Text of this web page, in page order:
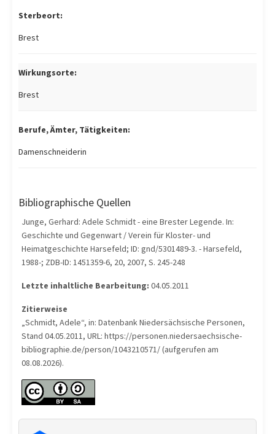
Sterbeort:
Brest
Wirkungsorte:
Brest
Berufe, Ämter, Tätigkeiten:
Damenschneiderin
Bibliographische Quellen
Junge, Gerhard: Adele Schmidt - eine Brester Legende. In:
Geschichte und Gegenwart / Verein für Kloster- und
Heimatgeschichte Harsefeld; ID: gnd/5301489-3. - Harsefeld,
1988-; ZDB-ID: 1451359-6, 20, 2007, S. 245-248
Letzte inhaltliche Bearbeitung: 04.05.2011
Zitierweise
„Schmidt, Adele“, in: Datenbank Niedersächsische Personen,
Stand 04.05.2011, URL: https://personen.niedersaechsische-
bibliographie.de/person/1043210571/ (aufgerufen am
08.08.2026).